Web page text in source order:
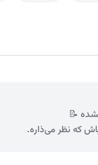
📝
که نظر می‌ذاره.